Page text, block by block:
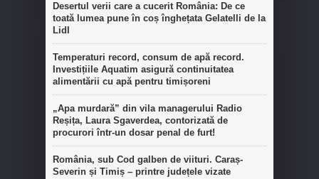
Desertul verii care a cucerit România: De ce
toată lumea pune în coș înghețata Gelatelli de la
Lidl
Temperaturi record, consum de apă record.
Investițiile Aquatim asigură continuitatea
alimentării cu apă pentru timișoreni
„Apa murdară” din vila managerului Radio
Reșița, Laura Sgaverdea, contorizată de
procurori într-un dosar penal de furt!
România, sub Cod galben de viituri. Caraș-
Severin și Timiș – printre județele vizate